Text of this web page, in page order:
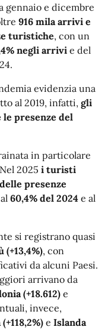
gennaio e dicembre
916 mila arrivi e
turistiche, con un
negli arrivi e del
evidenzia una
al 2019, infatti, gli
le presenze del
in particolare
2025 i turisti
presenze
60,4% del 2024 e al
si registrano quasi
, con
da alcuni Paesi.
arrivano da
(+18.612) e
invece,
e Islanda